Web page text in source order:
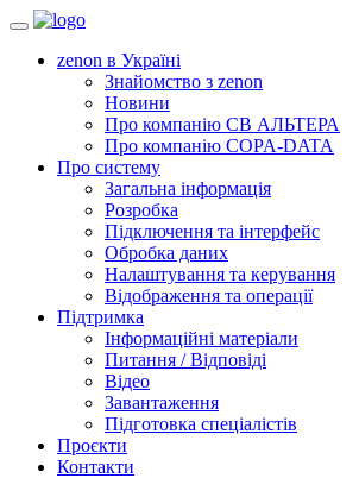
Toggle
zenon в Україні
Знайомство з zenon
Новини
Про компанію СВ АЛЬТЕРА
Про компанію COPA-DATA
Про систему
Загальна інформація
Розробка
Підключення та інтерфейс
Обробка даних
Налаштування та керування
Відображення та операції
Підтримка
Інформаційні матеріали
Питання / Відповіді
Відео
Завантаження
Підготовка спеціалістів
Проєкти
Контакти